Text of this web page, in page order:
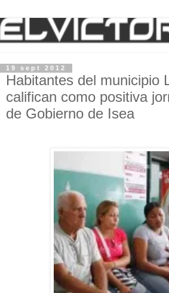
19 sept 2012
Habitantes del municipio
califican como positiva
de Gobierno de Isea